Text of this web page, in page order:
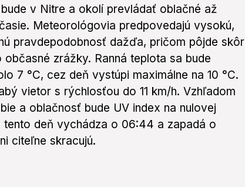
v Nitre a okolí prevládať oblačné až
Meteorológovia predpovedajú vysokú,
pravdepodobnosť dažďa, pričom pôjde skôr
občasné zrážky. Ranná teplota sa bude
7 °C, cez deň vystúpi maximálne na 10 °C.
vietor s rýchlosťou do 11 km/h. Vzhľadom
a oblačnosť bude UV index na nulovej
tento deň vychádza o 06:44 a zapadá o
citeľne skracujú.